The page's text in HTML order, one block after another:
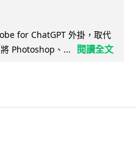
for ChatGPT 外掛，取代
Photoshop、...
閱讀全文